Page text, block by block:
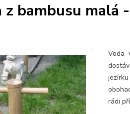
bambusu malá
Voda
rádi